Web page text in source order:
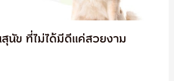
สุนัข ที่ไม่ได้มีดีแค่สวยงาม